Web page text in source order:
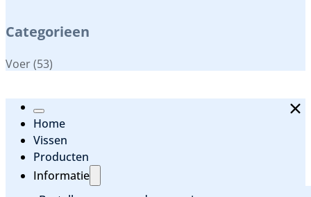
Categorieen
Categorieen
Voer(53)
Home
Vissen
Producten
Informatie